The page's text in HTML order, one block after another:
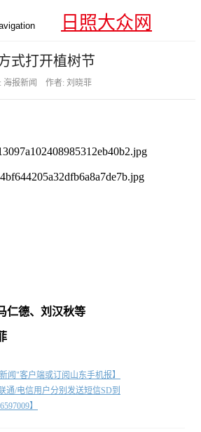
日照大众网
式打开植树节
海报新闻 作者: 刘晓菲
仁德、刘汉秋等
闻"客户端或订阅山东手机报】
通/电信用户分别发送短信SD到
】